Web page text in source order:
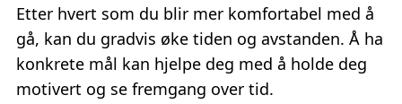
Etter hvert som du blir mer komfortabel med å
gå, kan du gradvis øke tiden og avstanden. Å ha
konkrete mål kan hjelpe deg med å holde deg
motivert og se fremgang over tid.